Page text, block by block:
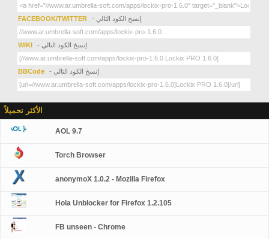
FACEBOOK/TWITTER - إنسخ الكود التالي
WIKI - إنسخ الكود التالي
BBCode - إنسخ الكود التالي
الأكثر تحميلاً
AOL 9.7
Torch Browser
anonymoX 1.0.2 - Mozilla Firefox
Hola Unblocker for Firefox 1.2.105
FB unseen - Chrome